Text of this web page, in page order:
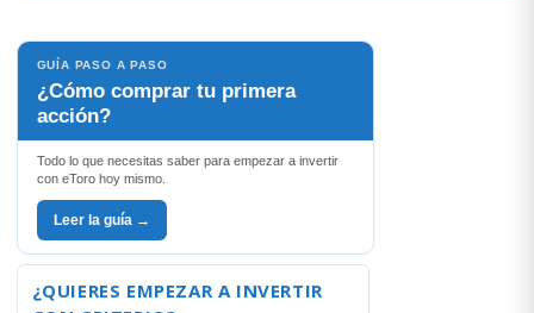
GUÍA PASO A PASO
¿Cómo comprar tu primera
acción?
Todo lo que necesitas saber para empezar a invertir
con eToro hoy mismo.
Leer la guía →
¿QUIERES EMPEZAR A INVERTIR